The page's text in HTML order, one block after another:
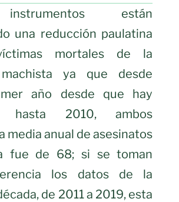
están
una reducción paulatina
mortales de la
ya que desde
año desde que hay
hasta 2010, ambos
media anual de asesinatos
fue de 68; si se toman
los datos de la
de 2011 a 2019, esta